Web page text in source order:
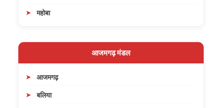
महोबा
आजमगढ़ मंडल
आजमगढ़
बलिया